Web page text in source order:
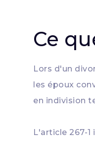
Ce
Lors d'un
les époux
en indivision
L'article 267-